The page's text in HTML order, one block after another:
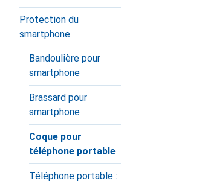
Protection du
smartphone
Bandoulière pour
smartphone
Brassard pour
smartphone
Coque pour
téléphone portable
Téléphone portable :